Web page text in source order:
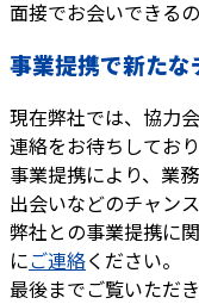
面接でお会いできる
事業提携で新たな
現在弊社では、協力
連絡をお待ちしており
事業提携により、業
出会いなどのチャン
弊社との事業提携に
にご連絡ください。
最後までご覧いただ